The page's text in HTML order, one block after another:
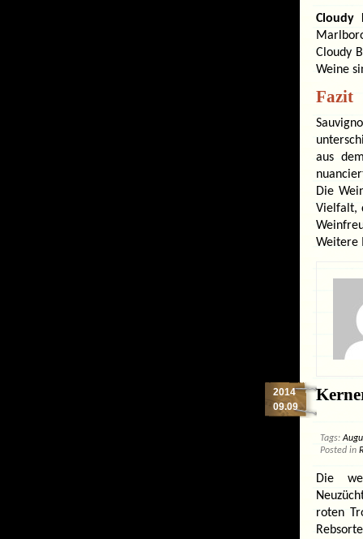
Cloudy
Cloudy
Weine
Fazit
aus
Die
Vielfalt,
Weitere
2014
09.09
Tags:
Posted in
Die
roten